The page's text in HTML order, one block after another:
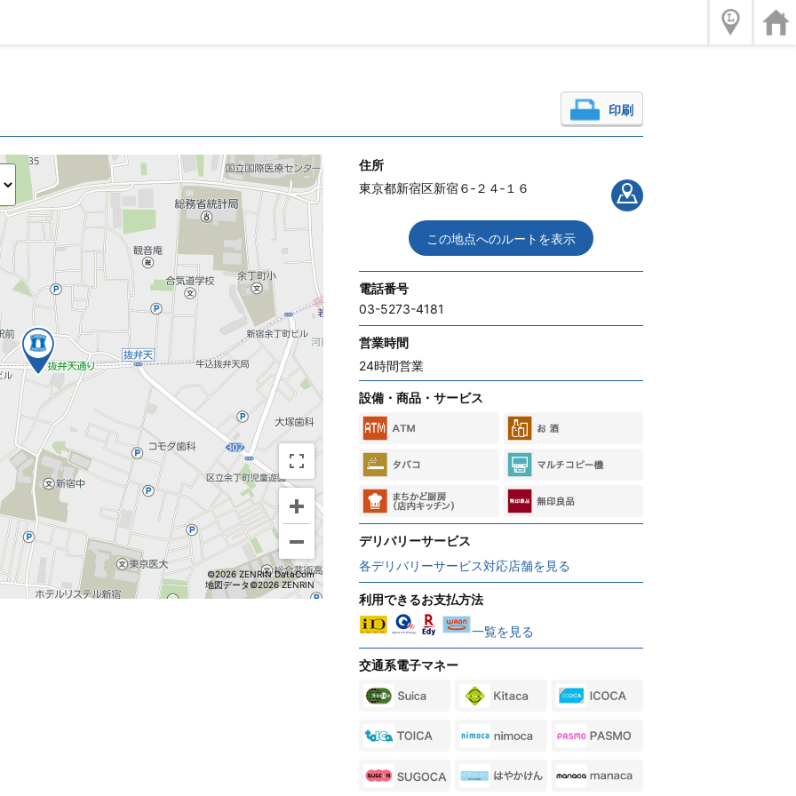
印刷
©2026 ZENRIN DataCom
地図データ©2026 ZENRIN
住所
東京都新宿区新宿６‐２４‐１６
この地点へのルートを表示
電話番号
03-5273-4181
営業時間
24時間営業
設備・商品・サービス
デリバリーサービス
各デリバリーサービス対応店舗を見る
利用できるお支払方法
一覧を見る
交通系電子マネー